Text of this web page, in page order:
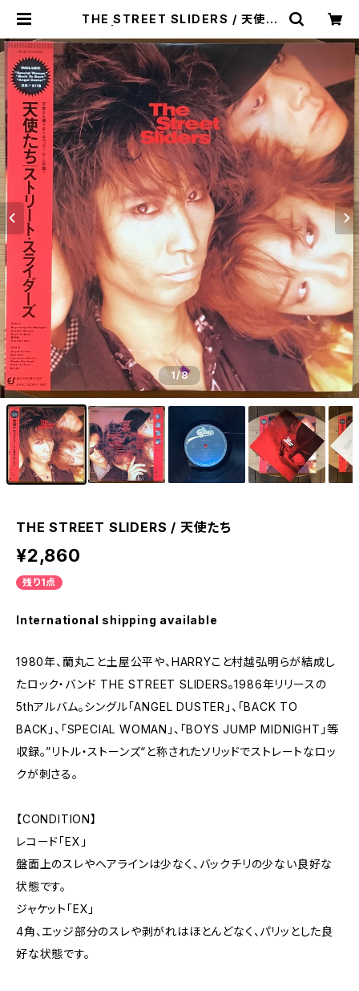
THE STREET SLIDERS / 天使た
1/8
THE STREET SLIDERS / 天使たち
¥2,860
残り1点
International shipping available
1980年、蘭丸こと土屋公平や、HARRYこと村越弘明らが結成し
たロック・バンド THE STREET SLIDERS。1986年リリースの
5thアルバム。シングル「ANGEL DUSTER」、「BACK TO
BACK」、「SPECIAL WOMAN」、「BOYS JUMP MIDNIGHT」等
収録。”リトル・ストーンズ“と称されたソリッドでストレートなロッ
クが刺さる。
【CONDITION】
レコード「EX」
盤面上のスレやヘアラインは少なく、バックチリの少ない良好な
状態です。
ジャケット「EX」
4角、エッジ部分のスレや剥がれはほとんどなく、パリッとした良
好な状態です。